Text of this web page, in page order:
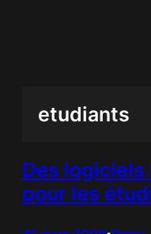
etudiants
Des
pour les